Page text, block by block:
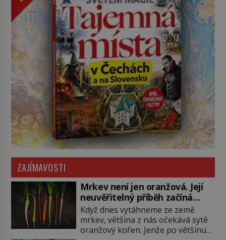
ZAJÍMAVOSTI
Mrkev není jen oranžová. Její
neuvěřitelný příběh začíná
fialovou barvou
Když dnes vytáhneme ze země
mrkev, většina z nás očekává sytě
oranžový kořen. Jenže po většinu